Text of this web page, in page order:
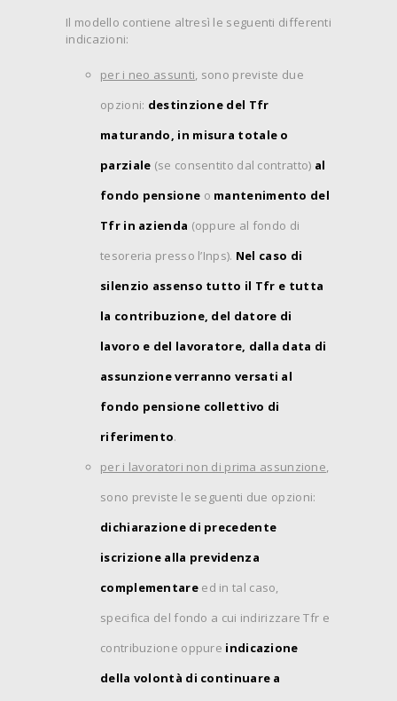
Il modello contiene altresì le seguenti differenti
indicazioni:
per i neo assunti, sono previste due
opzioni: destinzione del Tfr
maturando, in misura totale o
parziale (se consentito dal contratto) al
fondo pensione o mantenimento del
Tfr in azienda (oppure al fondo di
tesoreria presso l’Inps). Nel caso di
silenzio assenso tutto il Tfr e tutta
la contribuzione, del datore di
lavoro e del lavoratore, dalla data di
assunzione verranno versati al
fondo pensione collettivo di
riferimento.
per i lavoratori non di prima assunzione,
sono previste le seguenti due opzioni:
dichiarazione di precedente
iscrizione alla previdenza
complementareed in tal caso,
specifica del fondo a cui indirizzare Tfr e
contribuzione oppure indicazione
della volontà di continuare a